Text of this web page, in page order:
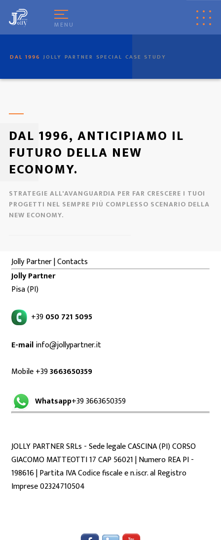
MENU
DAL 1996 JOLLY PARTNER SPECIAL CASE STUDY
DAL 1996, ANTICIPIAMO IL
FUTURO DELLA NEW
ECONOMY.
STRATEGIE ALL'AVANGUARDIA PER FAR CRESCERE I TUOI
PROGETTI NEL SEMPRE PIÙ COMPLESSO SCENARIO DELLA
NEW ECONOMY.
Jolly Partner | Contacts
Jolly Partner
Pisa (PI)
+39050 721 5095
E-mailinfo@jollypartner.it
Mobile +393663650359
Whatsapp+39 3663650359
JOLLY PARTNER SRLs - Sede legale CASCINA (PI) CORSO
GIACOMO MATTEOTTI 17 CAP 56021 | Numero REA PI -
198616 | Partita IVA Codice fiscale e n.iscr. al Registro
Imprese 02324710504
Pisa
powered by